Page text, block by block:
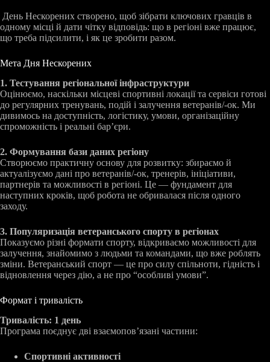
День Нескорених створено, щоб зібрати ключових гравців в
одному місці й дати чітку відповідь: що в регіоні вже працює,
що треба підсилити, і як це зробити разом.
Мета Дня Нескорених
1. Тестування регіональної інфраструктури
Оцінюємо, наскільки місцеві спортивні локації та сервіси готові
до регулярних тренувань, подій і залучення ветеранів/-ок. Ми
дивимось на доступність, логістику, умови, організаційну
спроможність і реальні бар’єри.
2. Формування бази даних регіону
Створюємо практичну основу для розвитку: збираємо й
актуалізуємо дані про ветеранів/-ок, тренерів, ініціативи,
партнерів та можливості в регіоні. Це — фундамент для
наступних кроків, щоб робота не обривалася після одного
заходу.
3. Популяризація ветеранського спорту в регіонах
Показуємо різні формати спорту, відкриваємо можливості для
залучення, знайомимо з людьми та командами, що вже роблять
зміни. Ветеранський спорт — це про силу спільноти, гідність і
відновлення через дію, а не про “особливі умови”.
Формат і тривалість
Тривалість: 1 день
Програма поєднує дві взаємопов’язані частини:
Спортивні активності